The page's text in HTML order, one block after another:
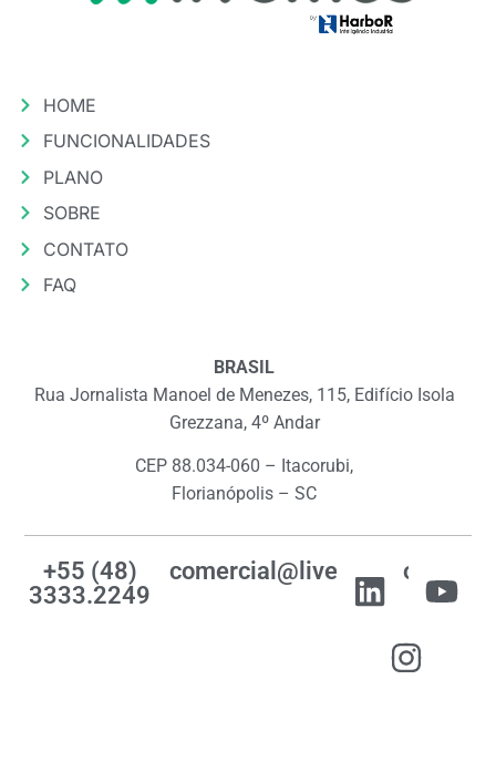
HOME
FUNCIONALIDADES
PLANO
SOBRE
CONTATO
FAQ
BRASIL
Rua Jornalista Manoel de Menezes, 115, Edifício Isola
Grezzana, 4º Andar
CEP 88.034-060 – Itacorubi,
Florianópolis – SC
+55 (48)
3333.2249
comercial@livemes.com